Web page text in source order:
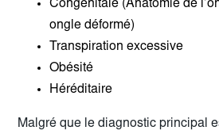
Congénitale (Anatomie de
ongle déformé)
Transpiration excessive
Obésité
Héréditaire
Malgré que le diagnostic principal